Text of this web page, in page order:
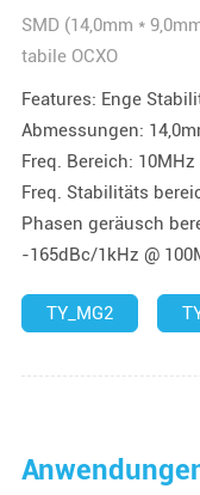
SMD (14,0mm *
tabile OCXO
Features: Enge
Abmessungen:
Freq. Bereich:
Freq. Stabilitäts
Phasen geräusch
-165dBc/1kHz @
TY_MG2